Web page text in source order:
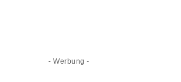
- Werbung -